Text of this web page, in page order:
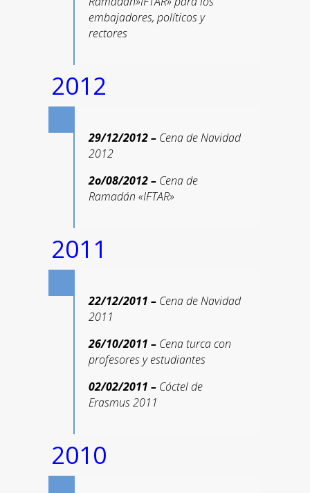
embajadores, políticos y
rectores
2012
29/12/2012 – Cena de Navidad
2012
2o/08/2012 – Cena de
Ramadán «IFTAR»
2011
22/12/2011 – Cena de Navidad
2011
26/10/2011 – Cena turca con
profesores y estudiantes
02/02/2011 – Cóctel de
Erasmus 2011
2010